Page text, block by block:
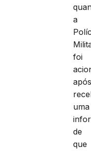
a
foi
uma
de
que